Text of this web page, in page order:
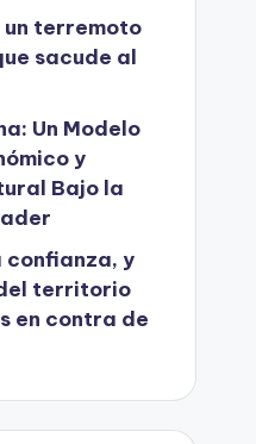
un terremoto
sacude al
Un Modelo
y
Bajo la
y
territorio
en contra de